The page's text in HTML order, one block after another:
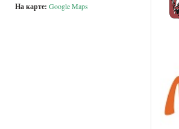
На карте: Google Maps